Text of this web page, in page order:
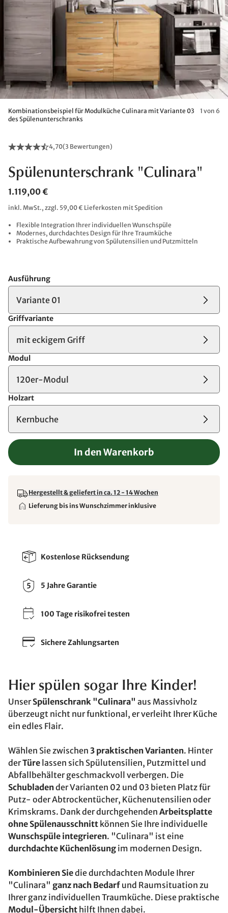
Kombinationsbeispiel für Modulküche Culinara mit Variante 03
des Spülenunterschranks
1 von 6
4,70(3 Bewertungen)
Spülenunterschrank "Culinara"
1.119,00 €
inkl. MwSt., zzgl. 59,00 € Lieferkosten mit Spedition
Flexible Integration Ihrer individuellen Wunschspüle
Modernes, durchdachtes Design für Ihre Traumküche
Praktische Aufbewahrung von Spülutensilien und Putzmitteln
Ausführung
Variante 01
Griffvariante
mit eckigem Griff
Modul
120er-Modul
Holzart
Kernbuche
In den Warenkorb
Hergestellt & geliefert in ca. 12 - 14 Wochen
Lieferung bis ins Wunschzimmer inklusive
Kostenlose Rücksendung
5 Jahre Garantie
100 Tage risikofrei testen
Sichere Zahlungsarten
Hier spülen sogar Ihre Kinder!
UnserSpülenschrank "Culinara" aus Massivholz
überzeugt nicht nur funktional, er verleiht Ihrer Küche
ein edles Flair.
Wählen Sie zwischen 3 praktischen Varianten. Hinter
derTüre lassen sich Spülutensilien, Putzmittel und
Abfallbehälter geschmackvoll verbergen. Die
Schubladender Varianten 02 und 03 bieten Platz für
Putz- oder Abtrockentücher, Küchenutensilien oder
Krimskrams. Dank der durchgehenden Arbeitsplatte
ohne Spülenausschnitt können Sie Ihre individuelle
Wunschspüle integrieren. "Culinara" ist eine
durchdachte Küchenlösung im modernen Design.
Kombinieren Siedie durchdachten Module Ihrer
"Culinara" ganz nach Bedarf und Raumsituation zu
Ihrer ganz individuellen Traumküche. Diese praktische
Modul-Übersicht hilft Ihnen dabei.